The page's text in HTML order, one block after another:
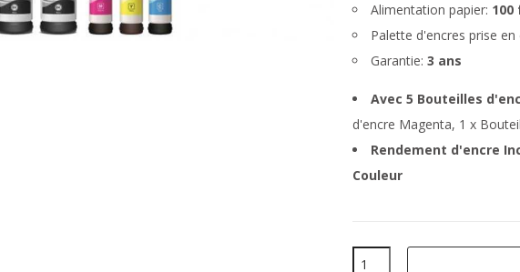
Alimentation papier: 100
Palette d'encres prise en
Garantie: 3 ans
Avec 5 Bouteilles
d'encre Magenta, 1 x
Rendement d'encre
Couleur